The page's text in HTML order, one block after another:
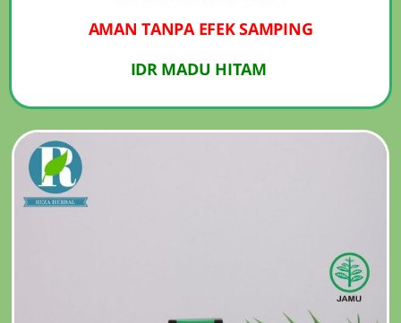
AMAN TANPA EFEK SAMPING
IDR MADU HITAM